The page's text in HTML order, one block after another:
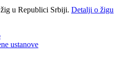
u Republici Srbiji. Detalji o žigu
ustanove